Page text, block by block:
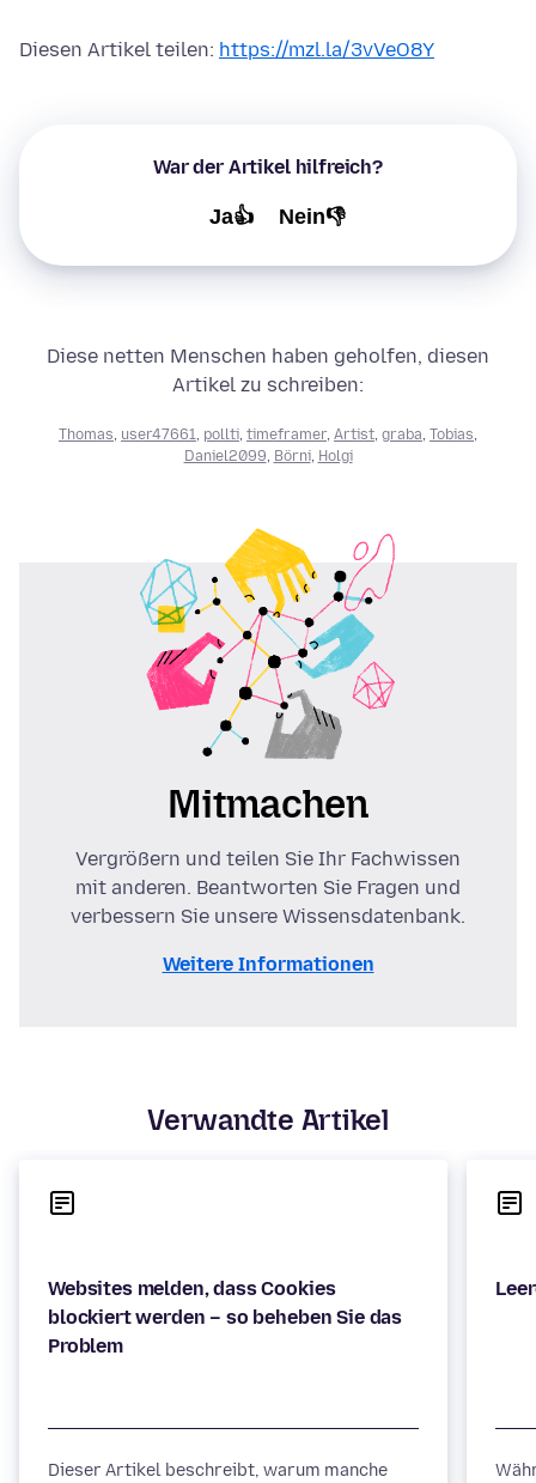
Diesen Artikel teilen: https://mzl.la/3vVeO8Y
War der Artikel hilfreich?
Ja👍 Nein👎
Diese netten Menschen haben geholfen, diesen
Artikel zu schreiben:
Thomas user47661 pollti timeframer, Artist graba Tobias
Daniel2099 Börni, Holgi
Mitmachen
Vergrößern und teilen Sie Ihr Fachwissen
mit anderen. Beantworten Sie Fragen und
verbessern Sie unsere Wissensdatenbank.
Weitere Informationen
Verwandte Artikel
Websites melden, dass Cookies
blockiert werden – so beheben Sie das
Problem
Dieser Artikel beschreibt, warum manche